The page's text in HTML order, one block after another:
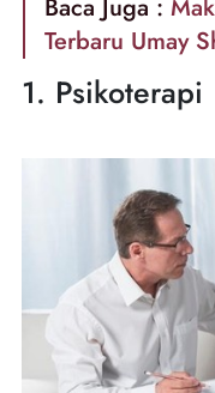
Baca Juga :
Terbaru Umay
1. Psikoterapi